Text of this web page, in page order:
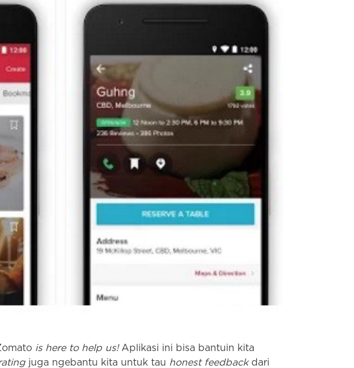
is here to help us!Aplikasi ini bisa bantuin kita
juga ngebantu kita untuk tau honest feedbackdari